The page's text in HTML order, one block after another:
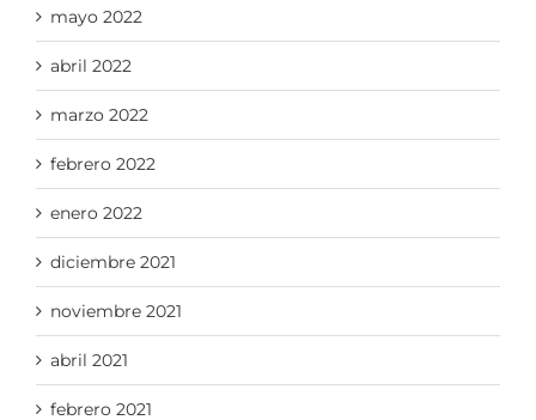
mayo 2022
abril 2022
marzo 2022
febrero 2022
enero 2022
diciembre 2021
noviembre 2021
abril 2021
febrero 2021